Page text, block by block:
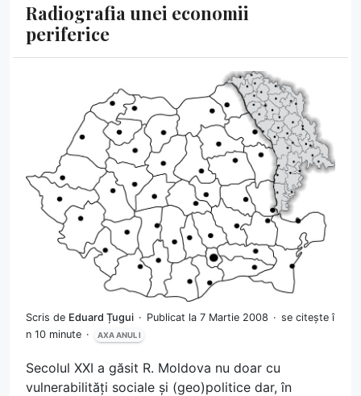
Radiografia unei economii
periferice
Scris de Eduard Țugui Publicat la 7 Martie 2008
se citește î
n 10 minute
AXA ANUL I
Secolul XXI a găsit R. Moldova nu doar cu
vulnerabilități sociale și (geo)politice dar, în